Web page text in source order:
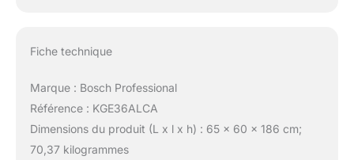
Fiche technique
Marque : Bosch Professional
Référence : KGE36ALCA
Dimensions du produit (L x l x h) : 65 x 60 x 186 cm;
70,37 kilogrammes